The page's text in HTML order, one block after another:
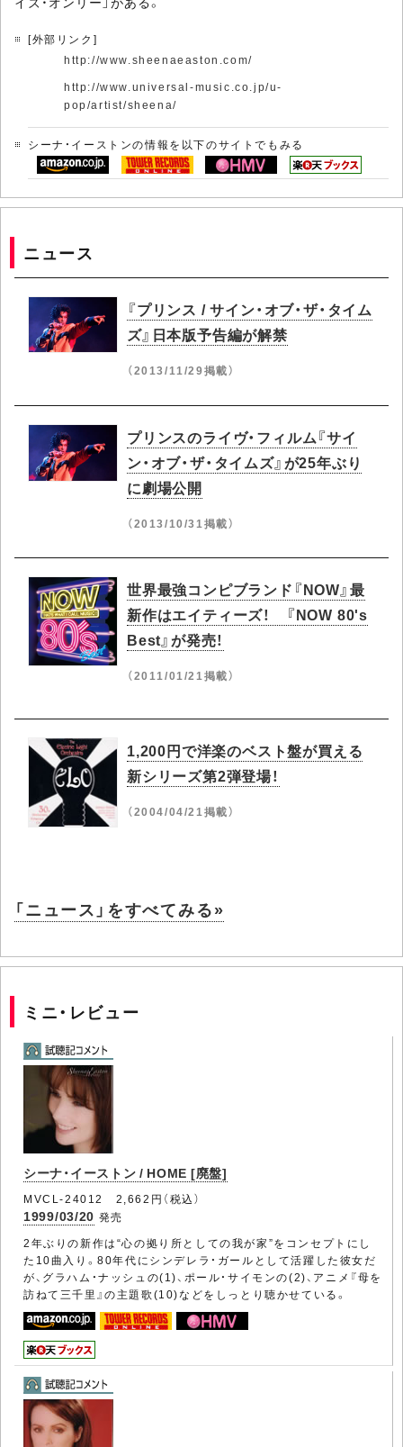
[外部リンク]
http://www.sheenaeaston.com/
http://www.universal-music.co.jp/u-
pop/artist/sheena/
シーナ・イーストンの情報を以下のサイトでもみる
ニュース
『プリンス / サイン・オブ・ザ・タイム
ズ』日本版予告編が解禁
（2013/11/29掲載）
プリンスのライヴ・フィルム『サイ
ン・オブ・ザ・タイムズ』が25年ぶり
に劇場公開
（2013/10/31掲載）
世界最強コンピブランド『NOW』最
新作はエイティーズ！ 『NOW 80's
Best』が発売！
（2011/01/21掲載）
1,200円で洋楽のベスト盤が買える
新シリーズ第2弾登場！
（2004/04/21掲載）
「ニュース」をすべてみる»
ミニ・レビュー
シーナ・イーストン / HOME [廃盤]
MVCL-24012 2,662円（税込）
1999/03/20 発売
2年ぶりの新作は“心の拠り所としての我が家”をコンセプトにし
た10曲入り。80年代にシンデレラ・ガールとして活躍した彼女だ
が、グラハム・ナッシュの(1)、ポール・サイモンの(2)、アニメ『母を
訪ねて三千里』の主題歌(10)などをしっとり聴かせている。